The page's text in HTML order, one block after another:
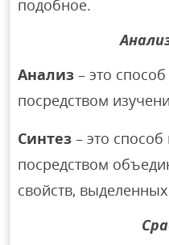
подобное.
Анализ – это
посредством
Синтез – это
посредством
свойств,